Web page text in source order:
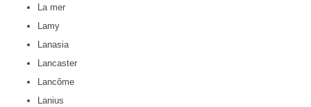
La mer
Lamy
Lanasia
Lancaster
Lancôme
Lanius